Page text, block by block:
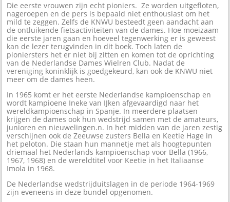
Die eerste vrouwen zijn echt pioniers. Ze worden uitgefloten,
nageroepen en de pers is bepaald niet enthousiast om het
mild te zeggen. Zelfs de KNWU besteedt geen aandacht aan
de ontluikende fietsactiviteiten van de dames. Hoe moeizaam
die eerste jaren gaan en hoeveel tegenwerking er is geweest
kan de lezer terugvinden in dit boek. Toch laten de
pioniersters het er niet bij zitten en komen tot de oprichting
van de Nederlandse Dames Wielren Club. Nadat de
vereniging koninklijk is goedgekeurd, kan ook de KNWU niet
meer om de dames heen.
In 1965 komt er het eerste Nederlandse kampioenschap en
wordt kampioene Ineke van IJken afgevaardigd naar het
wereldkampioenschap in Spanje. In meerdere plaatsen
krijgen de dames ook hun wedstrijd samen met de amateurs,
junioren en nieuwelingen.n. In het midden van de jaren zestig
verschijnen ook de Zeeuwse zusters Bella en Keetie Hage in
het peloton. Die staan hun mannetje met als hoogtepunten
driemaal het Nederlands kampioenschap voor Bella (1966,
1967, 1968) en de wereldtitel voor Keetie in het Italiaanse
Imola in 1968.
De Nederlandse wedstrijduitslagen in de periode 1964-1969
zijn eveneens in deze bundel opgenomen.